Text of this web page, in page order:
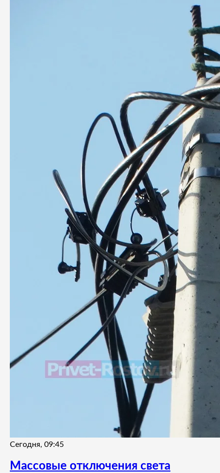
Сегодня, 09:45
Массовые отключения света